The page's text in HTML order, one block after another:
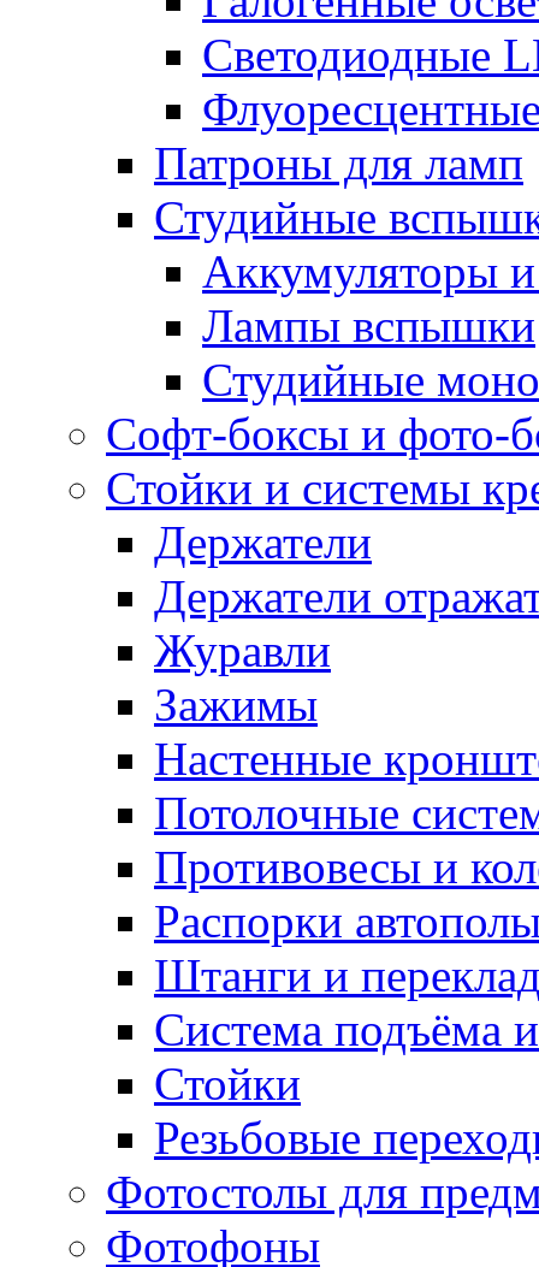
Светодиодные
Патроны для ламп
Студийные
Аккумуляторы
Лампы вспышки
Студийные
Софт-боксы и фото-
Стойки и системы
Держатели
Держатели
Журавли
Зажимы
Настенные
Потолочные
Противовесы и
Распорки
Штанги и
Система подъёма
Стойки
Резьбовые
Фотостолы для
Фотофоны